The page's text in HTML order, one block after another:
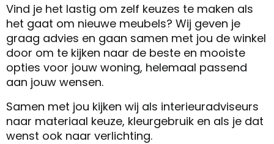
Vind je het lastig om zelf keuzes te maken als
het gaat om nieuwe meubels? Wij geven je
graag advies en gaan samen met jou de winkel
door om te kijken naar de beste en mooiste
opties voor jouw woning, helemaal passend
aan jouw wensen.
Samen met jou kijken wij als interieuradviseurs
naar materiaal keuze, kleurgebruik en als je dat
wenst ook naar verlichting.